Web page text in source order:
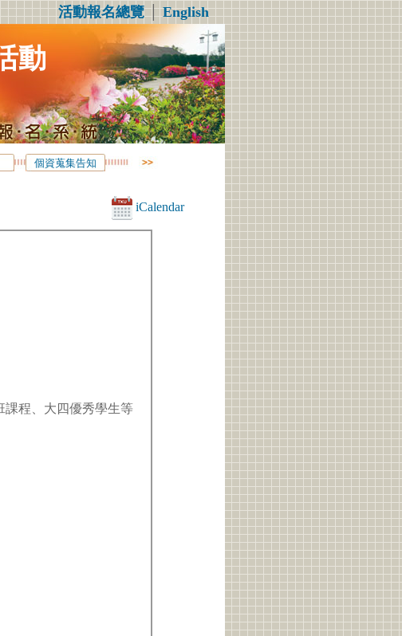
活動報名總覽│English
動
個資蒐集告知
iCalendar
課程、大四優秀學生等